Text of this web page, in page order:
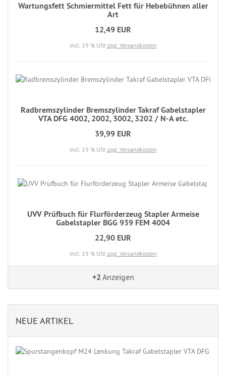
Wartungsfett Schmiermittel Fett für Hebebühnen aller
Art
12,49 EUR
incl. 19 % USt zzgl. Versandkosten
Radbremszylinder Bremszylinder Takraf Gabelstapler
VTA DFG 4002, 2002, 3002, 3202 / N-A etc.
39,99 EUR
incl. 19 % USt zzgl. Versandkosten
UVV Prüfbuch für Flurförderzeug Stapler Armeise
Gabelstapler BGG 939 FEM 4004
22,90 EUR
incl. 19 % USt zzgl. Versandkosten
+2 Anzeigen
NEUE ARTIKEL